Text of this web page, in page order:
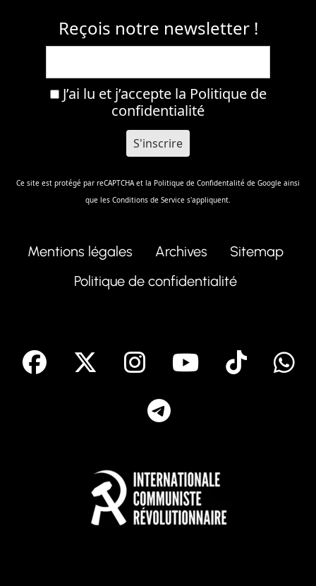
Reçois notre newsletter !
J’ai lu et j’accepte la Politique de
confidentialité
Ce site est protégé par reCAPTCHA et la Politique de Confidentalité de Google ainsi
que les Conditions de Service s'appliquent.
Mentions légales Archives
Sitemap
Politique de confidentialité
facebook Instagram
Youtube
Tik